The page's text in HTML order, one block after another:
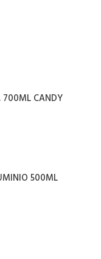
700ML CANDY
500ML